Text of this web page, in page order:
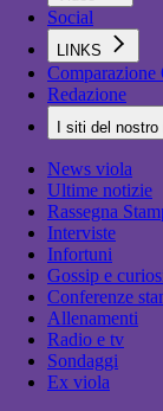
Social
LINKS
Comparazione
Redazione
I siti del
News viola
Ultime notizie
Rassegna
Interviste
Infortuni
Gossip e
Conferenze
Allenamenti
Radio e tv
Sondaggi
Ex viola